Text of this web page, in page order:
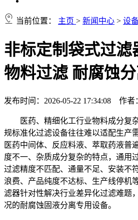
当前位置： 主页 > 新闻中心 > 设
非标定制袋式过滤
物料过滤 耐腐蚀
发布时间：2026-05-22 17:34:08 作者
医药、精细化工行业物料成分复
规标准化过滤设备往往难以适配生产
医药中间体、反应料液、萃取药液普
度不一、杂质成分复杂的特点，通用
过滤精度不匹配、通量不足、安装不
浪费、产品纯度不达标、生产线停机
滤器针对性解决行业差异化过滤难题
况的耐腐蚀固液分离专用设备。